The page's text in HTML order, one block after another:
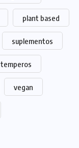
plant based
suplementos
temperos
vegan